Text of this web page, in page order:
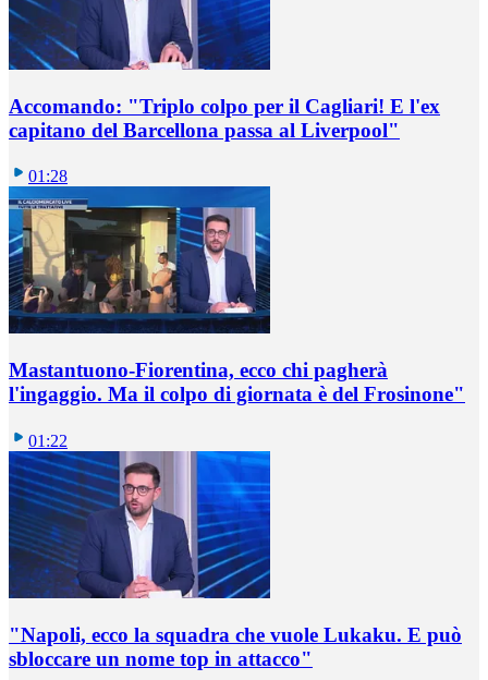
Accomando: "Triplo colpo per il Cagliari! E l'ex
capitano del Barcellona passa al Liverpool"
01:28
Mastantuono-Fiorentina, ecco chi pagherà
l'ingaggio. Ma il colpo di giornata è del Frosinone"
01:22
"Napoli, ecco la squadra che vuole Lukaku. E può
sbloccare un nome top in attacco"